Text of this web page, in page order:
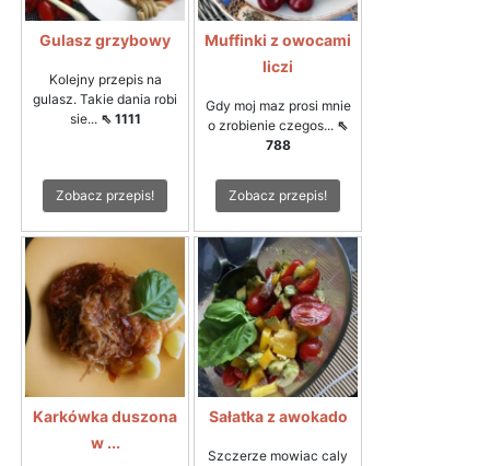
Gulasz grzybowy
Kolejny przepis na
gulasz. Takie dania robi
sie... ⇖ 1111
Zobacz przepis!
Muffinki z owocami
liczi
Gdy moj maz prosi mnie
o zrobienie czegos... ⇖
788
Zobacz przepis!
Karkówka duszona
w ...
Sałatka z awokado
Szczerze mowiac caly